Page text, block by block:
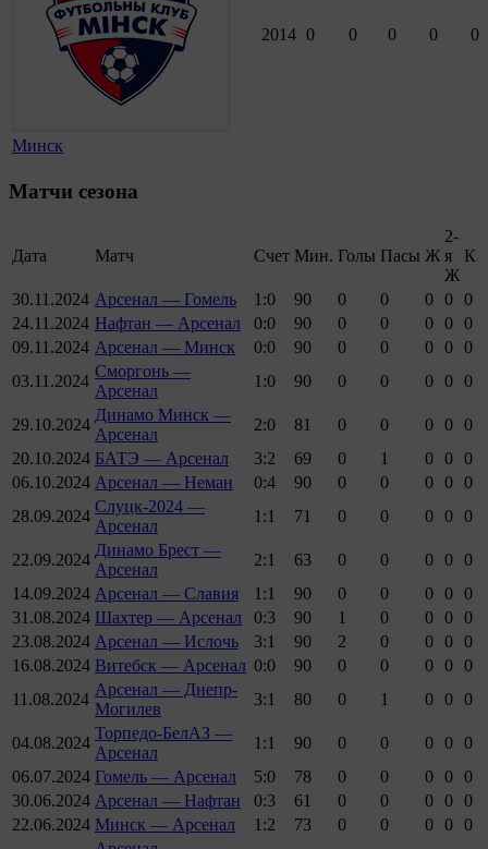
Минск
2014 0 0 0 0 0
Матчи сезона
Дата Матч Счет Мин. Голы Пасы Ж
2-
я
Ж
К
30.11.2024 Арсенал — Гомель 1:0 90 0 0 0 0 0
24.11.2024 Нафтан — Арсенал 0:0 90 0 0 0 0 0
09.11.2024 Арсенал — Минск 0:0 90 0 0 0 0 0
03.11.2024
Сморгонь —
Арсенал
1:0 90 0 0 0 0 0
29.10.2024
Динамо Минск —
Арсенал
2:0 81 0 0 0 0 0
20.10.2024 БАТЭ — Арсенал 3:2 69 0 1 0 0 0
06.10.2024 Арсенал — Неман 0:4 90 0 0 0 0 0
28.09.2024
Слуцк-2024 —
Арсенал
1:1 71 0 0 0 0 0
22.09.2024
Динамо Брест —
Арсенал
2:1 63 0 0 0 0 0
14.09.2024 Арсенал — Славия 1:1 90 0 0 0 0 0
31.08.2024 Шахтер — Арсенал 0:3 90 1 0 0 0 0
23.08.2024 Арсенал — Ислочь 3:1 90 2 0 0 0 0
16.08.2024 Витебск — Арсенал 0:0 90 0 0 0 0 0
11.08.2024
Арсенал — Днепр-
Могилев
3:1 80 0 1 0 0 0
04.08.2024
Торпедо-БелАЗ —
Арсенал
1:1 90 0 0 0 0 0
06.07.2024 Гомель — Арсенал 5:0 78 0 0 0 0 0
30.06.2024 Арсенал — Нафтан 0:3 61 0 0 0 0 0
22.06.2024 Минск — Арсенал 1:2 73 0 0 0 0 0